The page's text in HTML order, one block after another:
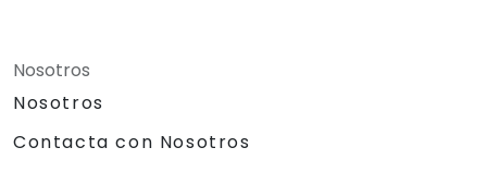
Nosotros
Nosotros
Contacta con Nosotros